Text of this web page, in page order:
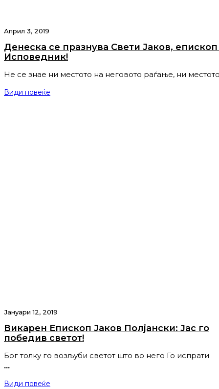
Април 3, 2019
Денеска се празнува Свети Јаков,
Исповедник!
Не се знае ни местото на неговото раѓање, ни
Види повеќе
Јануари 12, 2019
Викарен Епископ Јаков Полјански: Јас го
победив светот!
Бог толку го возљуби светот што во него Го испрати
…
Види повеќе